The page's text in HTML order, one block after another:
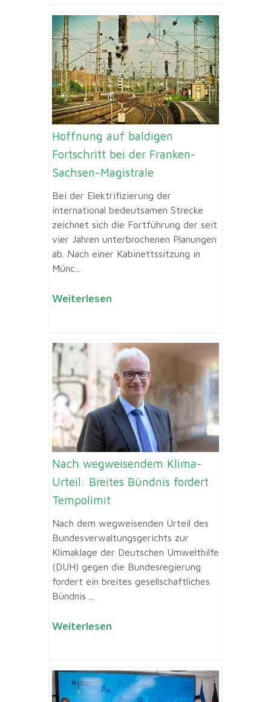
Hoffnung auf baldigen
Fortschritt bei der Franken-
Sachsen-Magistrale
Bei der Elektrifizierung der
international bedeutsamen Strecke
zeichnet sich die Fortführung der seit
vier Jahren unterbrochenen Planungen
ab. Nach einer Kabinettssitzung in
Münc...
Weiterlesen
Nach wegweisendem Klima-
Urteil: Breites Bündnis fordert
Tempolimit
Nach dem wegweisenden Urteil des
Bundesverwaltungsgerichts zur
Klimaklage der Deutschen Umwelthilfe
(DUH) gegen die Bundesregierung
fordert ein breites gesellschaftliches
Bündnis ...
Weiterlesen